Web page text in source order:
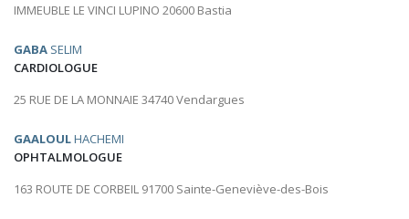
IMMEUBLE LE VINCI LUPINO 20600 Bastia
GABA SELIM
CARDIOLOGUE
25 RUE DE LA MONNAIE 34740 Vendargues
GAALOULHACHEMI
OPHTALMOLOGUE
163 ROUTE DE CORBEIL 91700 Sainte-Geneviève-des-Bois